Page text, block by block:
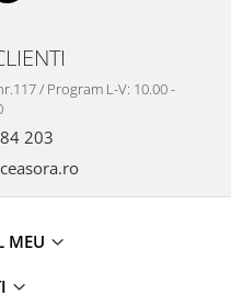
/ Program L-V: 10.00 -
203
MEU